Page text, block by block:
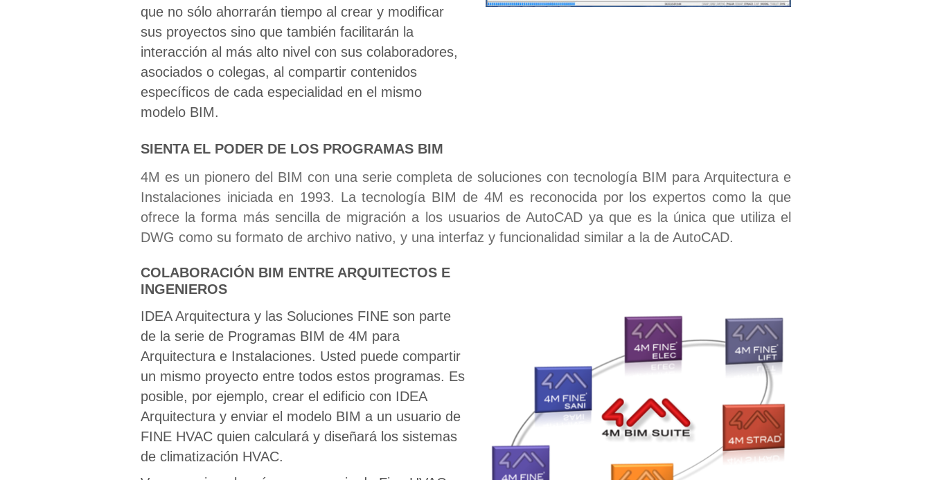
que no sólo ahorrarán tiempo al crear y modificar
sus proyectos sino que también facilitarán la
interacción al más alto nivel con sus colaboradores,
asociados o colegas, al compartir contenidos
específicos de cada especialidad en el mismo
modelo BIM.
SIENTA EL PODER DE LOS PROGRAMAS BIM
4M es un pionero del BIM con una serie completa de soluciones con tecnología BIM para Arquitectura e
Instalaciones iniciada en 1993. La tecnología BIM de 4M es reconocida por los expertos como la que
ofrece la forma más sencilla de migración a los usuarios de AutoCAD ya que es la única que utiliza el
DWG como su formato de archivo nativo, y una interfaz y funcionalidad similar a la de AutoCAD.
COLABORACIÓN BIM ENTRE ARQUITECTOS E
INGENIEROS
IDEA Arquitectura y las Soluciones FINE son parte
de la serie de Programas BIM de 4M para
Arquitectura e Instalaciones. Usted puede compartir
un mismo proyecto entre todos estos programas. Es
posible, por ejemplo, crear el edificio con IDEA
Arquitectura y enviar el modelo BIM a un usuario de
FINE HVAC quien calculará y diseñará los sistemas
de climatización HVAC.